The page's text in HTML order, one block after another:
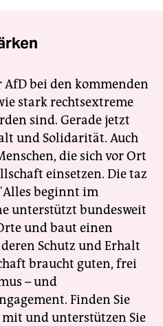
bei den kommenden
stark rechtsextreme
sind. Gerade jetzt
und Solidarität. Auch
die sich vor Ort
einsetzen. Die taz
beginnt im
unterstützt bundesweit
und baut einen
Schutz und Erhalt
braucht guten, frei
– und
Finden Sie
mit und unterstützen Sie